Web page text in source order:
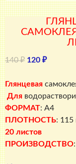
140₽
составляла
140 ₽.
120 ₽Текущая
120 ₽.
Глянцевая
Для
ФОРМАТ: A4
ПЛОТНОСТЬ: 115
20 листов
ПРОИЗВОДСТВО